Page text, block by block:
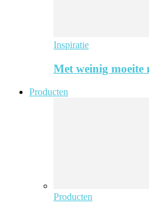
Inspiratie
Met weinig moeite
Producten
Producten